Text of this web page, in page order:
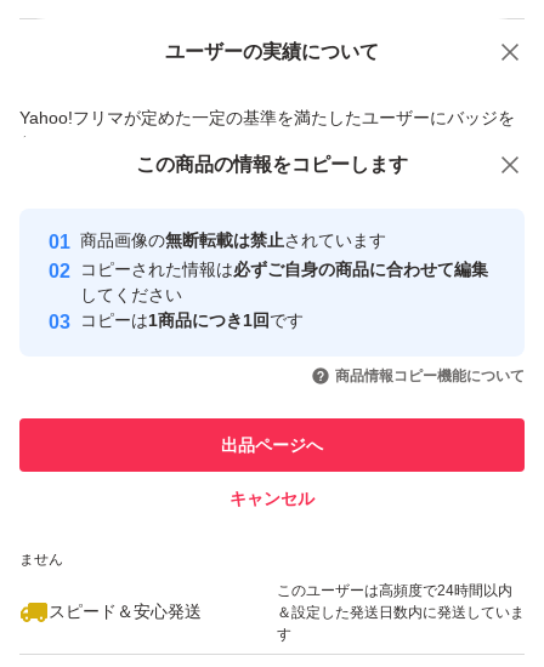
■その他の情報や注意事項
ある方は、事前に十分な確認を推奨します。
ます。
ご質問やご不明な点がございましたら、ショップのお問い
合わせよりお気軽にお知らせください。豊かな香りの山椒
ぜひ一度お試しください！
ユーザーの実績について
Yahoo!フリマが定めた一定の基準を満たしたユーザーにバッジを
付与しています
安心取引出品者
心・安全なユーザーです
取引実績
引を完了させた実績があります
での取引実績があります
ません
スピード＆安心発送
このユーザーは高頻度で24時間以内
＆設定した発送日数内に発送していま
す
価格の相談 商品への質問
この商品の情報をコピーします
商品画像の無断転載は禁止されています
コピーされた情報は必ずご自身の商品に合わせて編集
してください
コピーは1商品につき1回です
商品情報コピー機能について
出品ページへ
キャンセル
この商品をみている人にオススメ